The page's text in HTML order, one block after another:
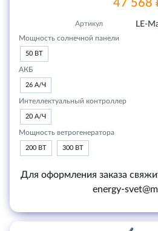
47 568
Артикул LE-
Мощность солнечной панели
50 ВТ
АКБ
26 А/Ч
Интеллектуальный контроллер
20 А/Ч
Мощность ветрогенератора
200 ВТ 300 ВТ
Для оформления заказа
energy-